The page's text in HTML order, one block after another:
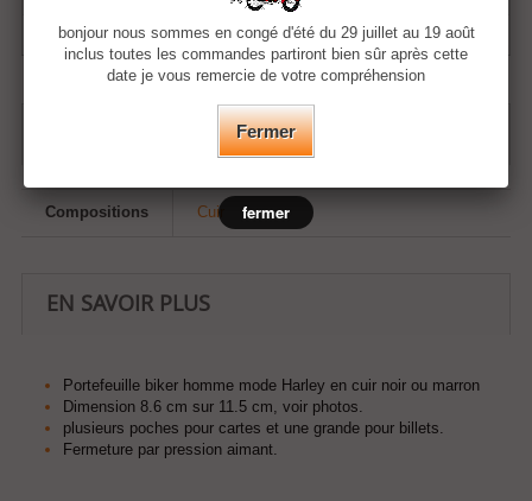
FICHE TECHNIQUE
Compositions Cuir
EN SAVOIR PLUS
Portefeuille biker homme mode Harley en cuir noir ou marron
Dimension 8.6 cm sur 11.5 cm, voir photos.
plusieurs poches pour cartes et une grande pour billets.
Fermeture par pression aimant.
bonjour nous sommes en congé d'été du 29 juillet au 19 août
inclus toutes les commandes partiront bien sûr après cette
date je vous remercie de votre compréhension
Fermer
fermer